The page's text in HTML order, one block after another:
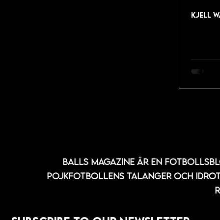
KJELL
Balls Magazine är en
POJKfotbollENS talanger och